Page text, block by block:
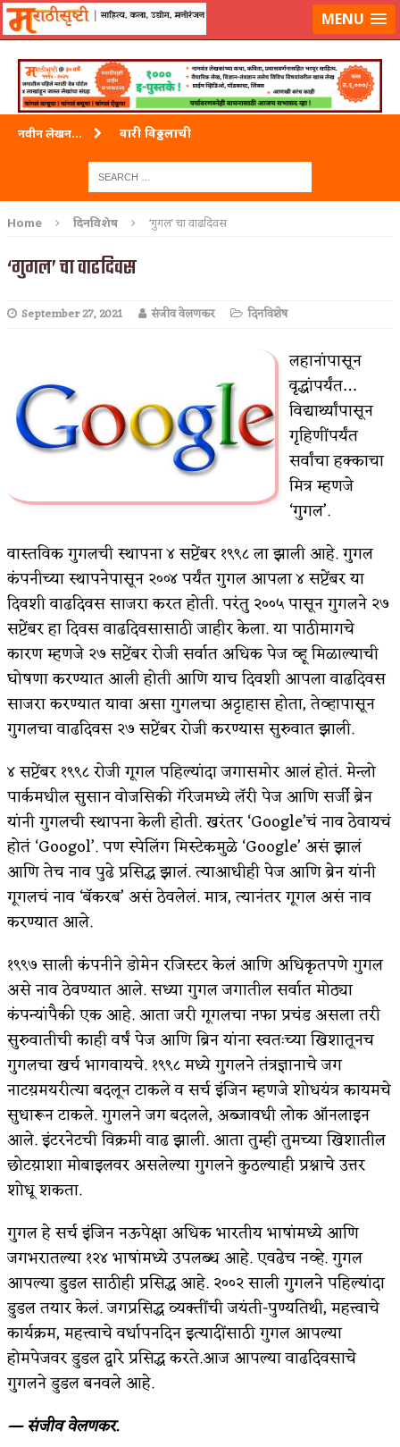
लॉग-इन करा|लेखक नोंदणी कराMENU
नवीन लेखन... वारी विठ्ठलाची
जेव्हा मी आडनांव बदलले
पाटलाची विहीर
शपथ
पुस्तके बदलायची आहेत तुम्हाला!
किती घोषणांचा पाऊस होता
कसं हुईन तं हू माय…
काळजाचे प्रेत
चमकदार चांदी
जोशी
डेंग्यू: ताप उतरला म्हणजे धोका टळला असे नाही!
४ जुलै – इतिहासात घडलेल्या महत्त्वाच्या घटना
सुवर्ण – झळाळी
‘अर्थ’पूर्ण हास्य
अपूर्ण कथा
बुडीच खटलं – संयुक्त कुटुंब का गरजेचं?
भाषा, उच्चार आणि बहुभाषिकता
Home दिनविशेष ‘गुगल’ चा वाढदिवस
‘गुगल’ चा वाढदिवस
September 27, 2021 संजीव वेलणकर दिनविशेष
लहानांपासून
वृद्धांपर्यंत…
विद्यार्थ्यांपासून
गृहिणींपर्यंत
सर्वांचा हक्काचा
मित्र म्हणजे
‘गुगल’.
वास्तविक गुगलची स्थापना ४ सप्टेंबर १९९८ ला झाली आहे. गुगल
कंपनीच्या स्थापनेपासून २००४ पर्यंत गुगल आपला ४ सप्टेंबर या
दिवशी वाढदिवस साजरा करत होती. परंतु २००५ पासून गुगलने २७
सप्टेंबर हा दिवस वाढदिवसासाठी जाहीर केला. या पाठीमागचे
कारण म्हणजे २७ सप्टेंबर रोजी सर्वात अधिक पेज व्हू मिळाल्याची
घोषणा करण्यात आली होती आणि याच दिवशी आपला वाढदिवस
साजरा करण्यात यावा असा गुगलचा अट्टाहास होता, तेव्हापासून
गुगलचा वाढदिवस २७ सप्टेंबर रोजी करण्यास सुरुवात झाली.
४ सप्टेंबर १९९८ रोजी गूगल पहिल्यांदा जगासमोर आलं होतं. मेन्लो
पार्कमधील सुसान वोजसिकी गॅरेजमध्ये लॅरी पेज आणि सर्जी ब्रेन
यांनी गुगलची स्थापना केली होती. खरंतर ‘Google’चं नाव ठेवायचं
होतं ‘Googol’. पण स्पेलिंग मिस्टेकमुळे ‘Google’ असं झालं
आणि तेच नाव पुढे प्रसिद्ध झालं. त्याआधीही पेज आणि ब्रेन यांनी
गूगलचं नाव ‘बॅकरब’ असं ठेवलेलं. मात्र, त्यानंतर गूगल असं नाव
करण्यात आले.
१९९७ साली कंपनीने डोमेन रजिस्टर केलं आणि अधिकृतपणे गुगल
असे नाव ठेवण्यात आले. सध्या गुगल जगातील सर्वात मोठ्या
कंपन्यांपैकी एक आहे. आता जरी गूगलचा नफा प्रचंड असला तरी
सुरुवातीची काही वर्षं पेज आणि ब्रिन यांना स्वतःच्या खिशातूनच
गुगलचा खर्च भागवायचे. १९९८ मध्ये गुगलने तंत्रज्ञानाचे जग
नाटय़मयरीत्या बदलून टाकले व सर्च इंजिन म्हणजे शोधयंत्र कायमचे
सुधारून टाकले. गुगलने जग बदलले, अब्जावधी लोक ऑनलाइन
आले. इंटरनेटची विक्रमी वाढ झाली. आता तुम्ही तुमच्या खिशातील
छोटय़ाशा मोबाइलवर असलेल्या गुगलने कुठल्याही प्रश्नाचे उत्तर
शोधू शकता.
गुगल हे सर्च इंजिन नऊपेक्षा अधिक भारतीय भाषांमध्ये आणि
जगभरातल्या १२४ भाषांमध्ये उपलब्ध आहे. एवढेच नव्हे. गुगल
आपल्या डुडल साठीही प्रसिद्ध आहे. २००२ साली गुगलने पहिल्यांदा
डुडल तयार केलं. जगप्रसिद्ध व्यक्तींची जयंती-पुण्यतिथी, महत्त्वाचे
कार्यक्रम, महत्त्वाचे वर्धापनदिन इत्यादींसाठी गुगल आपल्या
होमपेजवर डुडल द्वारे प्रसिद्ध करते.आज आपल्या वाढदिवसाचे
गुगलने डुडल बनवले आहे.
— संजीव वेलणकर.